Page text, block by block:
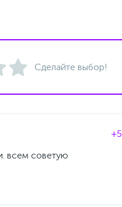
Сделайте выбор!
+5
всем советую